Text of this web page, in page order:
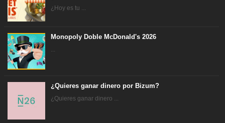
¿Hoy es tu ...
Monopoly Doble McDonald's 2026
...
¿Quieres ganar dinero por Bizum?
¿Quieres ganar dinero ...